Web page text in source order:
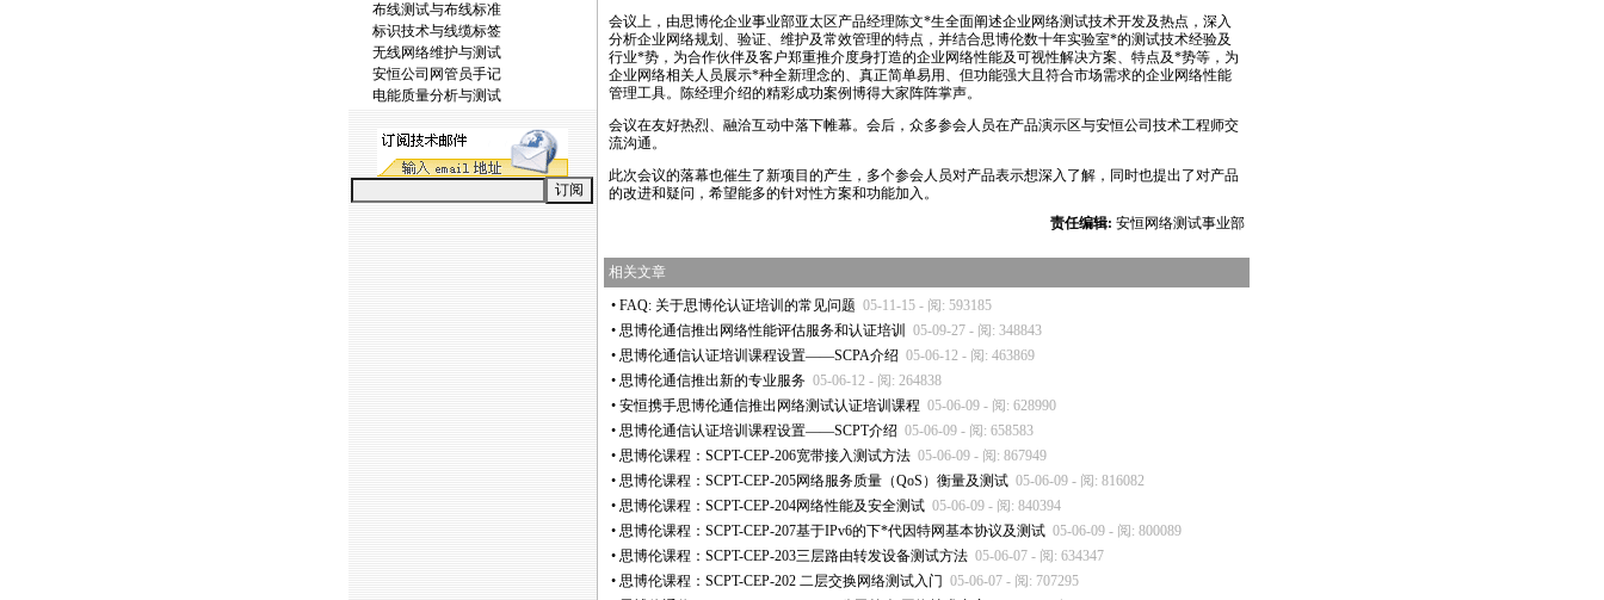
布线测试与布线标准
标识技术与线缆标签
无线网络维护与测试
安恒公司网管员手记
电能质量分析与测试
会议上，由思博伦企业事业部亚太区产品经理陈文*生全面阐述企业网络测试技术开发及热点，深入
分析企业网络规划、验证、维护及常效管理的特点，并结合思博伦数十年实验室*的测试技术经验及
行业*势，为合作伙伴及客户郑重推介度身打造的企业网络性能及可视性解决方案、特点及*势等，为
企业网络相关人员展示*种全新理念的、真正简单易用、但功能强大且符合市场需求的企业网络性能
管理工具。陈经理介绍的精彩成功案例博得大家阵阵掌声。
会议在友好热烈、融洽互动中落下帷幕。会后，众多参会人员在产品演示区与安恒公司技术工程师交
流沟通。
此次会议的落幕也催生了新项目的产生，多个参会人员对产品表示想深入了解，同时也提出了对产品
的改进和疑问，希望能多的针对性方案和功能加入。
责任编辑: 安恒网络测试事业部
相关文章
• FAQ: 关于思博伦认证培训的常见问题 05-11-15 - 阅: 593185
• 思博伦通信推出网络性能评估服务和认证培训
05-09-27 - 阅: 348843
• 思博伦通信认证培训课程设置——SCPA介绍 05-06-12 - 阅: 463869
• 思博伦通信推出新的专业服务 05-06-12 - 阅: 264838
• 安恒携手思博伦通信推出网络测试认证培训课程 05-06-09 - 阅: 628990
• 思博伦通信认证培训课程设置——SCPT介绍 05-06-09 - 阅: 658583
• 思博伦课程：SCPT-CEP-206宽带接入测试方法 05-06-09 - 阅: 867949
• 思博伦课程：SCPT-CEP-205网络服务质量（QoS）衡量及测试 05-06-09 - 阅: 816082
• 思博伦课程：SCPT-CEP-204网络性能及安全测试 05-06-09 - 阅: 840394
• 思博伦课程：SCPT-CEP-207基于IPv6的下*代因特网基本协议及测试 05-06-09 - 阅: 800089
• 思博伦课程：SCPT-CEP-203三层路由转发设备测试方法 05-06-07 - 阅: 634347
• 思博伦课程：SCPT-CEP-202 二层交换网络测试入门 05-06-07 - 阅: 707295